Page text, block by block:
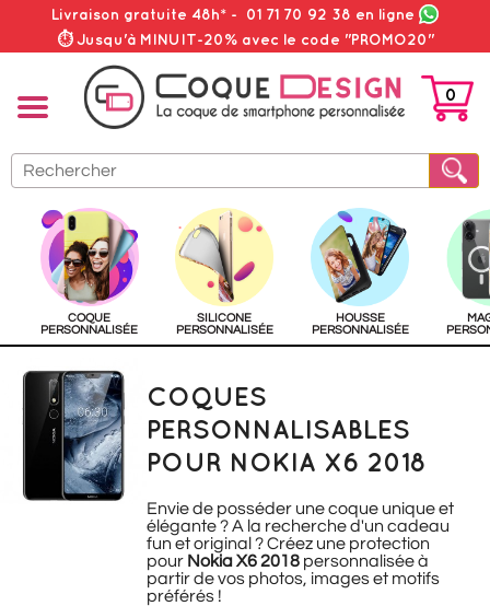
Livraison gratuite 48h* - 01 71 70 92 38 en ligne
⏱ Jusqu'à MINUIT-20% avec le code "PROMO20"
PANIER
0
COQUE
PERSONNALISÉE
SILICONE
PERSONNALISÉE
HOUSSE
PERSONNALISÉE
COQUES
PERSONNALISABLES
POUR NOKIA X6 2018
Envie de posséder une coque unique et
élégante ? A la recherche d'un cadeau
fun et original ? Créez une protection
pour Nokia X6 2018 personnalisée à
partir de vos photos, images et motifs
préférés !